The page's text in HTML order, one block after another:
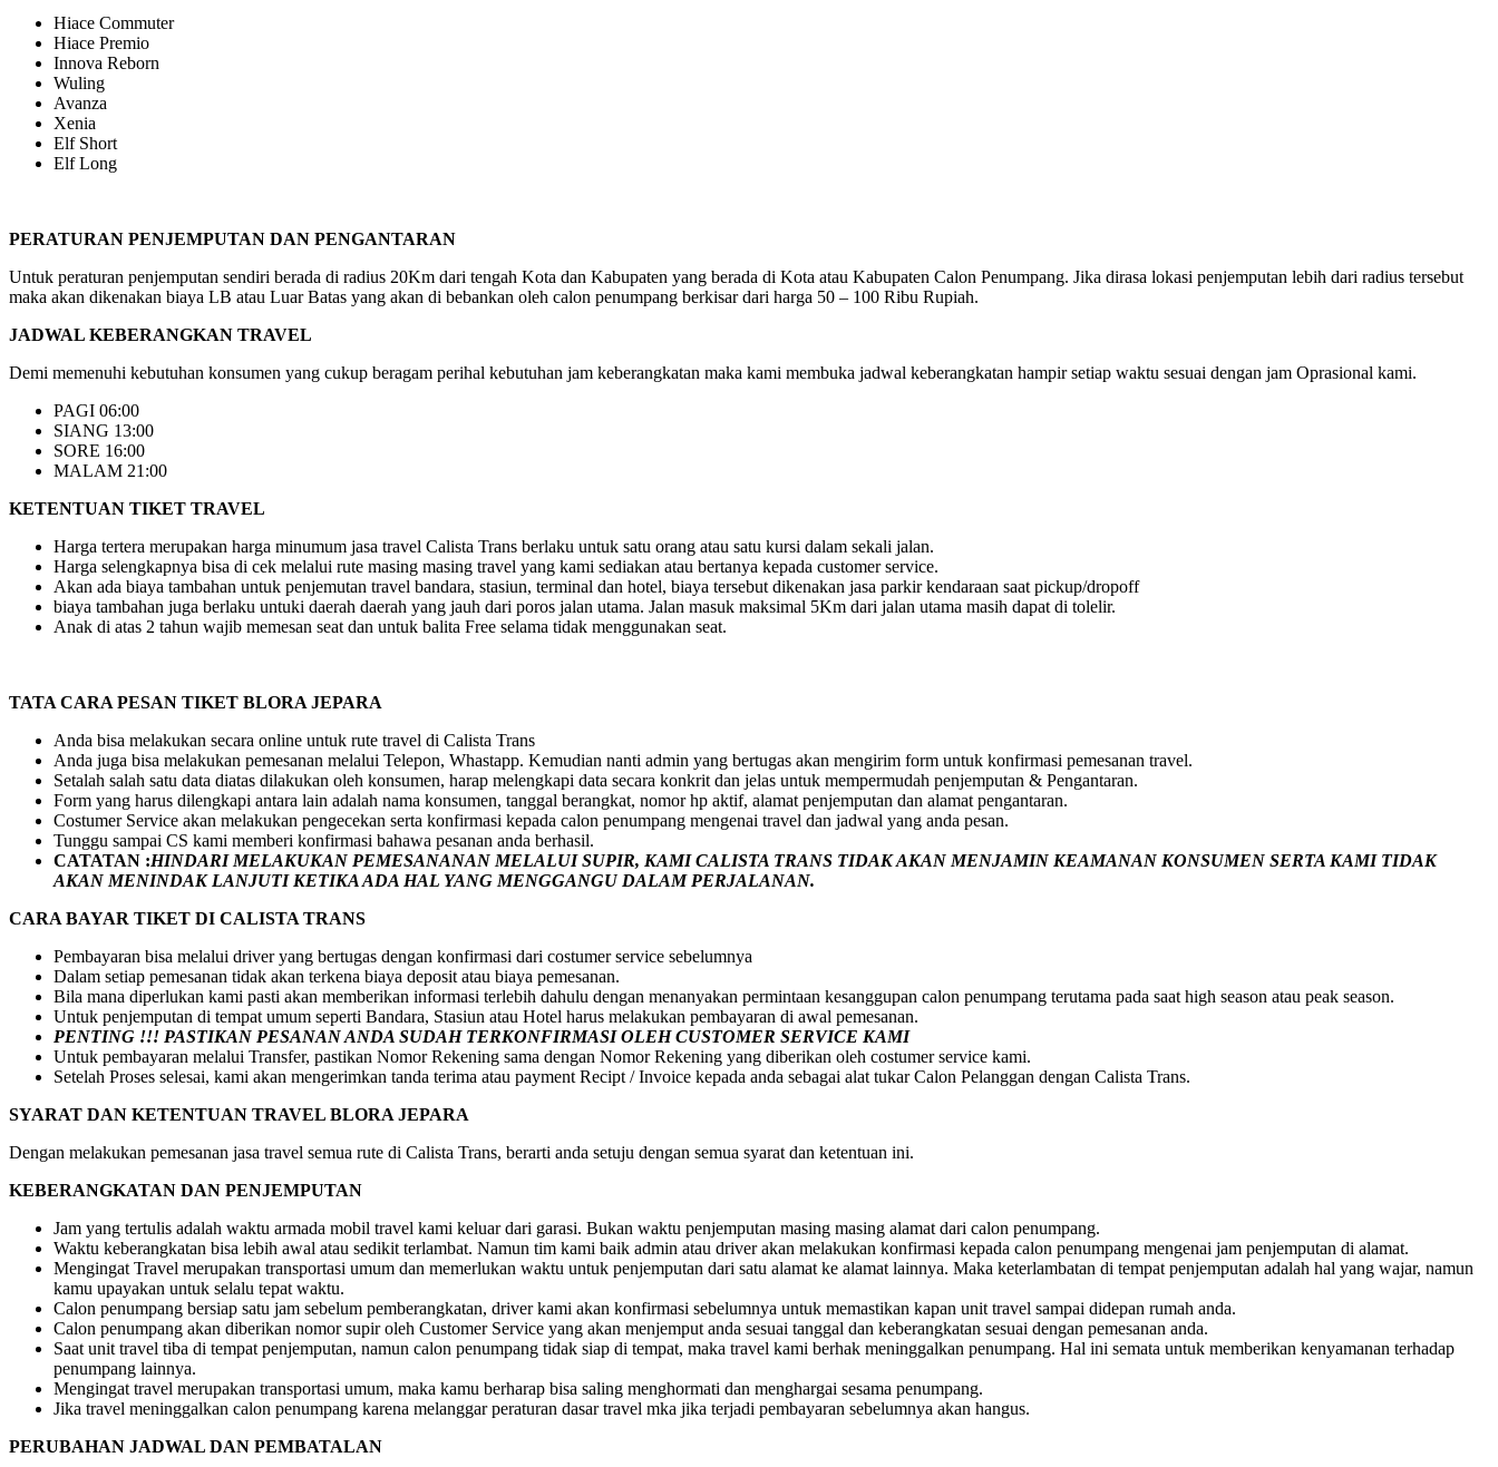
Hiace Commuter
Hiace Premio
Innova Reborn
Wuling
Avanza
Xenia
Elf Short
Elf Long
PERATURAN PENJEMPUTAN DAN PENGANTARAN
Untuk peraturan penjemputan sendiri berada di radius 20Km dari tengah Kota dan Kabupaten yang berada di Kota atau Kabupaten Calon Penumpang. Jika dirasa lokasi penjemputan lebih dari radius tersebut
maka akan dikenakan biaya LB atau Luar Batas yang akan di bebankan oleh calon penumpang berkisar dari harga 50 – 100 Ribu Rupiah.
JADWAL KEBERANGKAN TRAVEL
Demi memenuhi kebutuhan konsumen yang cukup beragam perihal kebutuhan jam keberangkatan maka kami membuka jadwal keberangkatan hampir setiap waktu sesuai dengan jam Oprasional kami.
PAGI 06:00
SIANG 13:00
SORE 16:00
MALAM 21:00
KETENTUAN TIKET TRAVEL
Harga tertera merupakan harga minumum jasa travel Calista Trans berlaku untuk satu orang atau satu kursi dalam sekali jalan.
Harga selengkapnya bisa di cek melalui rute masing masing travel yang kami sediakan atau bertanya kepada customer service.
Akan ada biaya tambahan untuk penjemutan travel bandara, stasiun, terminal dan hotel, biaya tersebut dikenakan jasa parkir kendaraan saat pickup/dropoff
biaya tambahan juga berlaku untuki daerah daerah yang jauh dari poros jalan utama. Jalan masuk maksimal 5Km dari jalan utama masih dapat di tolelir.
Anak di atas 2 tahun wajib memesan seat dan untuk balita Free selama tidak menggunakan seat.
TATA CARA PESAN TIKET BLORA JEPARA
Anda bisa melakukan secara online untuk rute travel di Calista Trans
Anda juga bisa melakukan pemesanan melalui Telepon, Whastapp. Kemudian nanti admin yang bertugas akan mengirim form untuk konfirmasi pemesanan travel.
Setalah salah satu data diatas dilakukan oleh konsumen, harap melengkapi data secara konkrit dan jelas untuk mempermudah penjemputan & Pengantaran.
Form yang harus dilengkapi antara lain adalah nama konsumen, tanggal berangkat, nomor hp aktif, alamat penjemputan dan alamat pengantaran.
Costumer Service akan melakukan pengecekan serta konfirmasi kepada calon penumpang mengenai travel dan jadwal yang anda pesan.
Tunggu sampai CS kami memberi konfirmasi bahawa pesanan anda berhasil.
CATATAN :HINDARI MELAKUKAN PEMESANANAN MELALUI SUPIR, KAMICALISTA TRANS TIDAK AKAN MENJAMIN KEAMANAN KONSUMEN SERTA KAMI TIDAK
AKAN MENINDAK LANJUTI KETIKA ADA HAL YANG MENGGANGU DALAM PERJALANAN.
CARA BAYAR TIKET DI CALISTA TRANS
Pembayaran bisa melalui driver yang bertugas dengan konfirmasi dari costumer service sebelumnya
Dalam setiap pemesanan tidak akan terkena biaya deposit atau biaya pemesanan.
Bila mana diperlukan kami pasti akan memberikan informasi terlebih dahulu dengan menanyakan permintaan kesanggupan calon penumpang terutama pada saat high season atau peak season.
Untuk penjemputan di tempat umum seperti Bandara, Stasiun atau Hotel harus melakukan pembayaran di awal pemesanan.
PENTING !!! PASTIKAN PESANAN ANDA SUDAH TERKONFIRMASI OLEH CUSTOMER SERVICE KAMI
Untuk pembayaran melalui Transfer, pastikan Nomor Rekening sama dengan Nomor Rekening yang diberikan oleh costumer service kami.
Setelah Proses selesai, kami akan mengerimkan tanda terima atau payment Recipt / Invoice kepada anda sebagai alat tukar Calon Pelanggan dengan Calista Trans.
SYARAT DAN KETENTUAN TRAVEL BLORA JEPARA
Dengan melakukan pemesanan jasa travel semua rute di Calista Trans, berarti anda setuju dengan semua syarat dan ketentuan ini.
KEBERANGKATAN DAN PENJEMPUTAN
Jam yang tertulis adalah waktu armada mobil travel kami keluar dari garasi. Bukan waktu penjemputan masing masing alamat dari calon penumpang.
Waktu keberangkatan bisa lebih awal atau sedikit terlambat. Namun tim kami baik admin atau driver akan melakukan konfirmasi kepada calon penumpang mengenai jam penjemputan di alamat.
Mengingat Travel merupakan transportasi umum dan memerlukan waktu untuk penjemputan dari satu alamat ke alamat lainnya. Maka keterlambatan di tempat penjemputan adalah hal yang wajar, namun
kamu upayakan untuk selalu tepat waktu.
Calon penumpang bersiap satu jam sebelum pemberangkatan, driver kami akan konfirmasi sebelumnya untuk memastikan kapan unit travel sampai didepan rumah anda.
Calon penumpang akan diberikan nomor supir oleh Customer Service yang akan menjemput anda sesuai tanggal dan keberangkatan sesuai dengan pemesanan anda.
Saat unit travel tiba di tempat penjemputan, namun calon penumpang tidak siap di tempat, maka travel kami berhak meninggalkan penumpang. Hal ini semata untuk memberikan kenyamanan terhadap
penumpang lainnya.
Mengingat travel merupakan transportasi umum, maka kamu berharap bisa saling menghormati dan menghargai sesama penumpang.
Jika travel meninggalkan calon penumpang karena melanggar peraturan dasar travel mka jika terjadi pembayaran sebelumnya akan hangus.
PERUBAHAN JADWAL DAN PEMBATALAN